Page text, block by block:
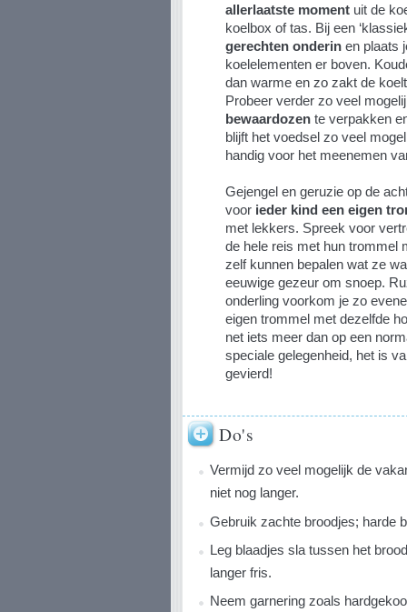
allerlaatste moment uit de
koelbox of tas. Bij een
gerechten onderin en plaats
koelelementen er boven.
dan warme en zo zakt de
Probeer verder zo veel
bewaardozente verpakken
blijft het voedsel zo veel
handig voor het meenemen
Gejengel en geruzie op de
voor ieder kind een eigen
met lekkers. Spreek voor
de hele reis met hun trommel
zelf kunnen bepalen wat ze
eeuwige gezeur om snoep.
onderling voorkom je zo
eigen trommel met dezelfde
net iets meer dan op een
speciale gelegenheid, het is
gevierd!
Do's
Vermijd zo veel mogelijk de
niet nog langer.
Gebruik zachte broodjes; harde
Leg blaadjes sla tussen het
langer fris.
Neem garnering zoals